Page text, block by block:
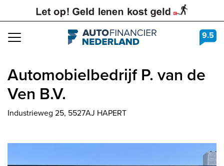
Navigation 9.5
Automobielbedrijf P. van de
Ven B.V.
Industrieweg 25, 5527AJ HAPERT